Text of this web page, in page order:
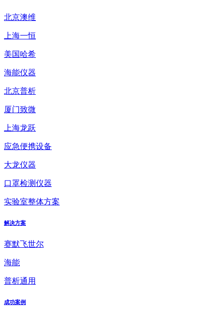
北京澳维
上海一恒
美国哈希
海能仪器
北京普析
厦门致微
上海龙跃
应急便携设备
大龙仪器
口罩检测仪器
实验室整体方案
解决方案
赛默飞世尔
海能
普析通用
成功案例